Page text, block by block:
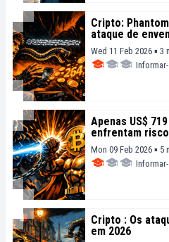
Cripto:
ataque de
Wed 11 Feb 2026 ▪ 3
Apenas US$
enfrentam
CoinShares
Mon 09 Feb 2026 ▪ 5
Cripto : Os
em 2026